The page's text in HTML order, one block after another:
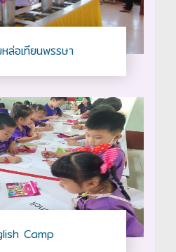
ล่อเทียนพรรษา
Camp